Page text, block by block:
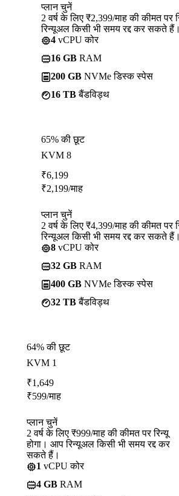
प्लान चुनें
2 वर्ष के लिए ₹2,399/माह की कीमत पर
रिन्यूअल किसी भी समय रद्द कर सकते हैं।
4 vCPU कोर
16 GB RAM
200 GB NVMe डिस्क स्पेस
16 TBबैंडविड्थ
65% की छूट
KVM 8
₹6,199
₹2,199/माह
प्लान चुनें
2 वर्ष के लिए ₹4,399/माह की कीमत पर
रिन्यूअल किसी भी समय रद्द कर सकते हैं।
8 vCPU कोर
32 GB RAM
400 GB NVMe डिस्क स्पेस
32 TBबैंडविड्थ
64% की छूट
KVM 1
₹1,649
₹599/माह
प्लान चुनें
2 वर्ष के लिए ₹999/माह की कीमत पर रिन्यू
होगा। आप रिन्यूअल किसी भी समय रद्द कर
सकते हैं।
1 vCPU कोर
4 GB RAM